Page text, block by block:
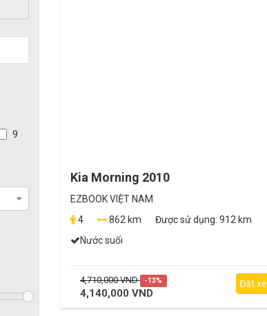
9
Kia Morning 2010
EZBOOK VIỆT NAM
4
862 km Được sử dụng: 912 km
Nước suối
4,710,000 VND -13%
4,140,000 VND
Đặt xe